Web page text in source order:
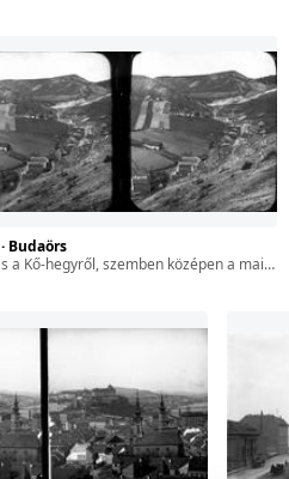
· Budaörs
hegyről, szemben középen a mai Kőhalom utca. A felvétel 1900 előtt készült.